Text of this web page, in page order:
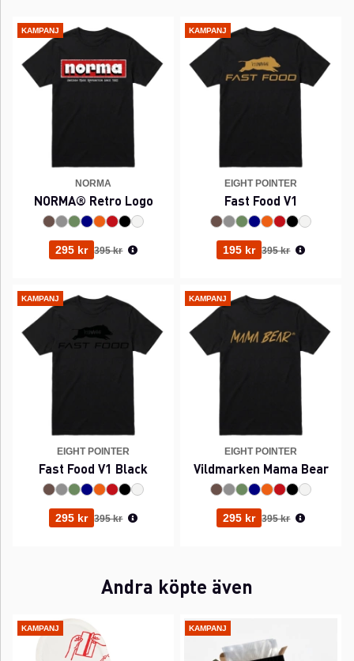
KAMPANJ
NORMA
NORMA® Retro Logo
295 kr Ordinarie pris:
395 kr
KAMPANJ
EIGHT POINTER
Fast Food V1
195 kr Ordinarie pris:
395 kr
KAMPANJ
EIGHT POINTER
Fast Food V1 Black
295 kr Ordinarie pris:
395 kr
KAMPANJ
EIGHT POINTER
Vildmarken Mama Bear
295 kr Ordinarie pris:
395 kr
Andra köpte även
KAMPANJ KAMPANJ